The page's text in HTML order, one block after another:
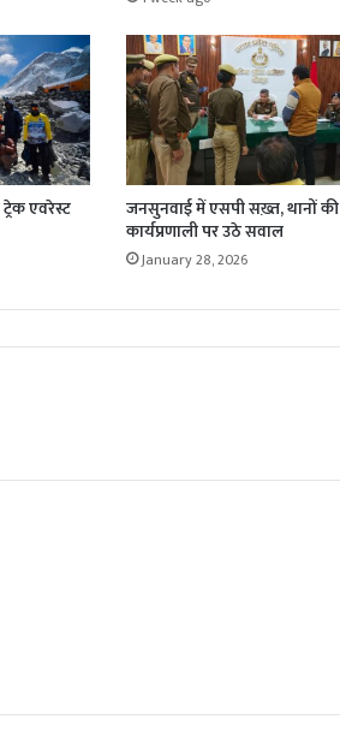
एवरेस्ट
जनसुनवाई में एसपी सख़्त, थानों की
कार्यप्रणाली पर उठे सवाल
January 28, 2026